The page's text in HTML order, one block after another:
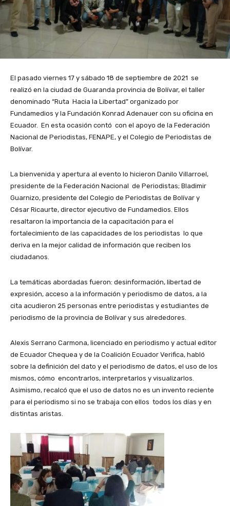
El pasado viernes 17 y sábado 18 de septiembre de 2021 se
realizó en la ciudad de Guaranda provincia de Bolívar, el taller
denominado “Ruta Hacia la Libertad” organizado por
Fundamedios y la Fundación Konrad Adenauer con su oficina en
Ecuador. En esta ocasión contó con el apoyo de la Federación
Nacional de Periodistas, FENAPE, y el Colegio de Periodistas de
Bolívar.
La bienvenida y apertura al evento lo hicieron Danilo Villarroel,
presidente de la Federación Nacional de Periodistas; Bladimir
Guarnizo, presidente del Colegio de Periodistas de Bolívar y
César Ricaurte, director ejecutivo de Fundamedios. Ellos
resaltaron la importancia de la capacitación para el
fortalecimiento de las capacidades de los periodistas lo que
deriva en la mejor calidad de información que reciben los
ciudadanos.
La temáticas abordadas fueron: desinformación, libertad de
expresión, acceso a la información y periodismo de datos, a la
cita acudieron 25 personas entre periodistas y estudiantes de
periodismo de la provincia de Bolívar y sus alrededores.
Alexis Serrano Carmona, licenciado en periodismo y actual editor
de Ecuador Chequea y de la Coalición Ecuador Verifica, habló
sobre la definición del dato y el periodismo de datos, el uso de los
mismos, cómo encontrarlos, interpretarlos y visualizarlos.
Asimismo, recalcó que el uso de datos no es un invento reciente
para el periodismo si no se trabaja con ellos todos los días y en
distintas aristas.